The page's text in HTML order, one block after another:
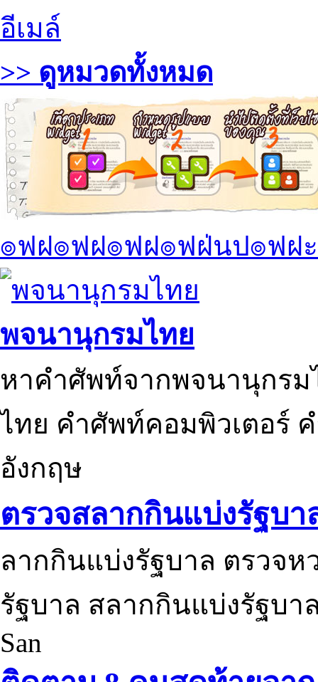
อีเมล์
>> ดูหมวดทั้งหมด
๏ฟฝ๏ฟฝ๏ฟฝ๏ฟฝ่นป๏ฟฝ
พจนานุกรมไทย
หาคำศัพท์จากพจนานุกรม
ไทย คำศัพท์คอมพิวเตอร์
อังกฤษ
ตรวจสลากกินแบ่งรัฐบา
ลากกินแบ่งรัฐบาล ตรวจ
รัฐบาล สลากกินแบ่งรัฐบา
San